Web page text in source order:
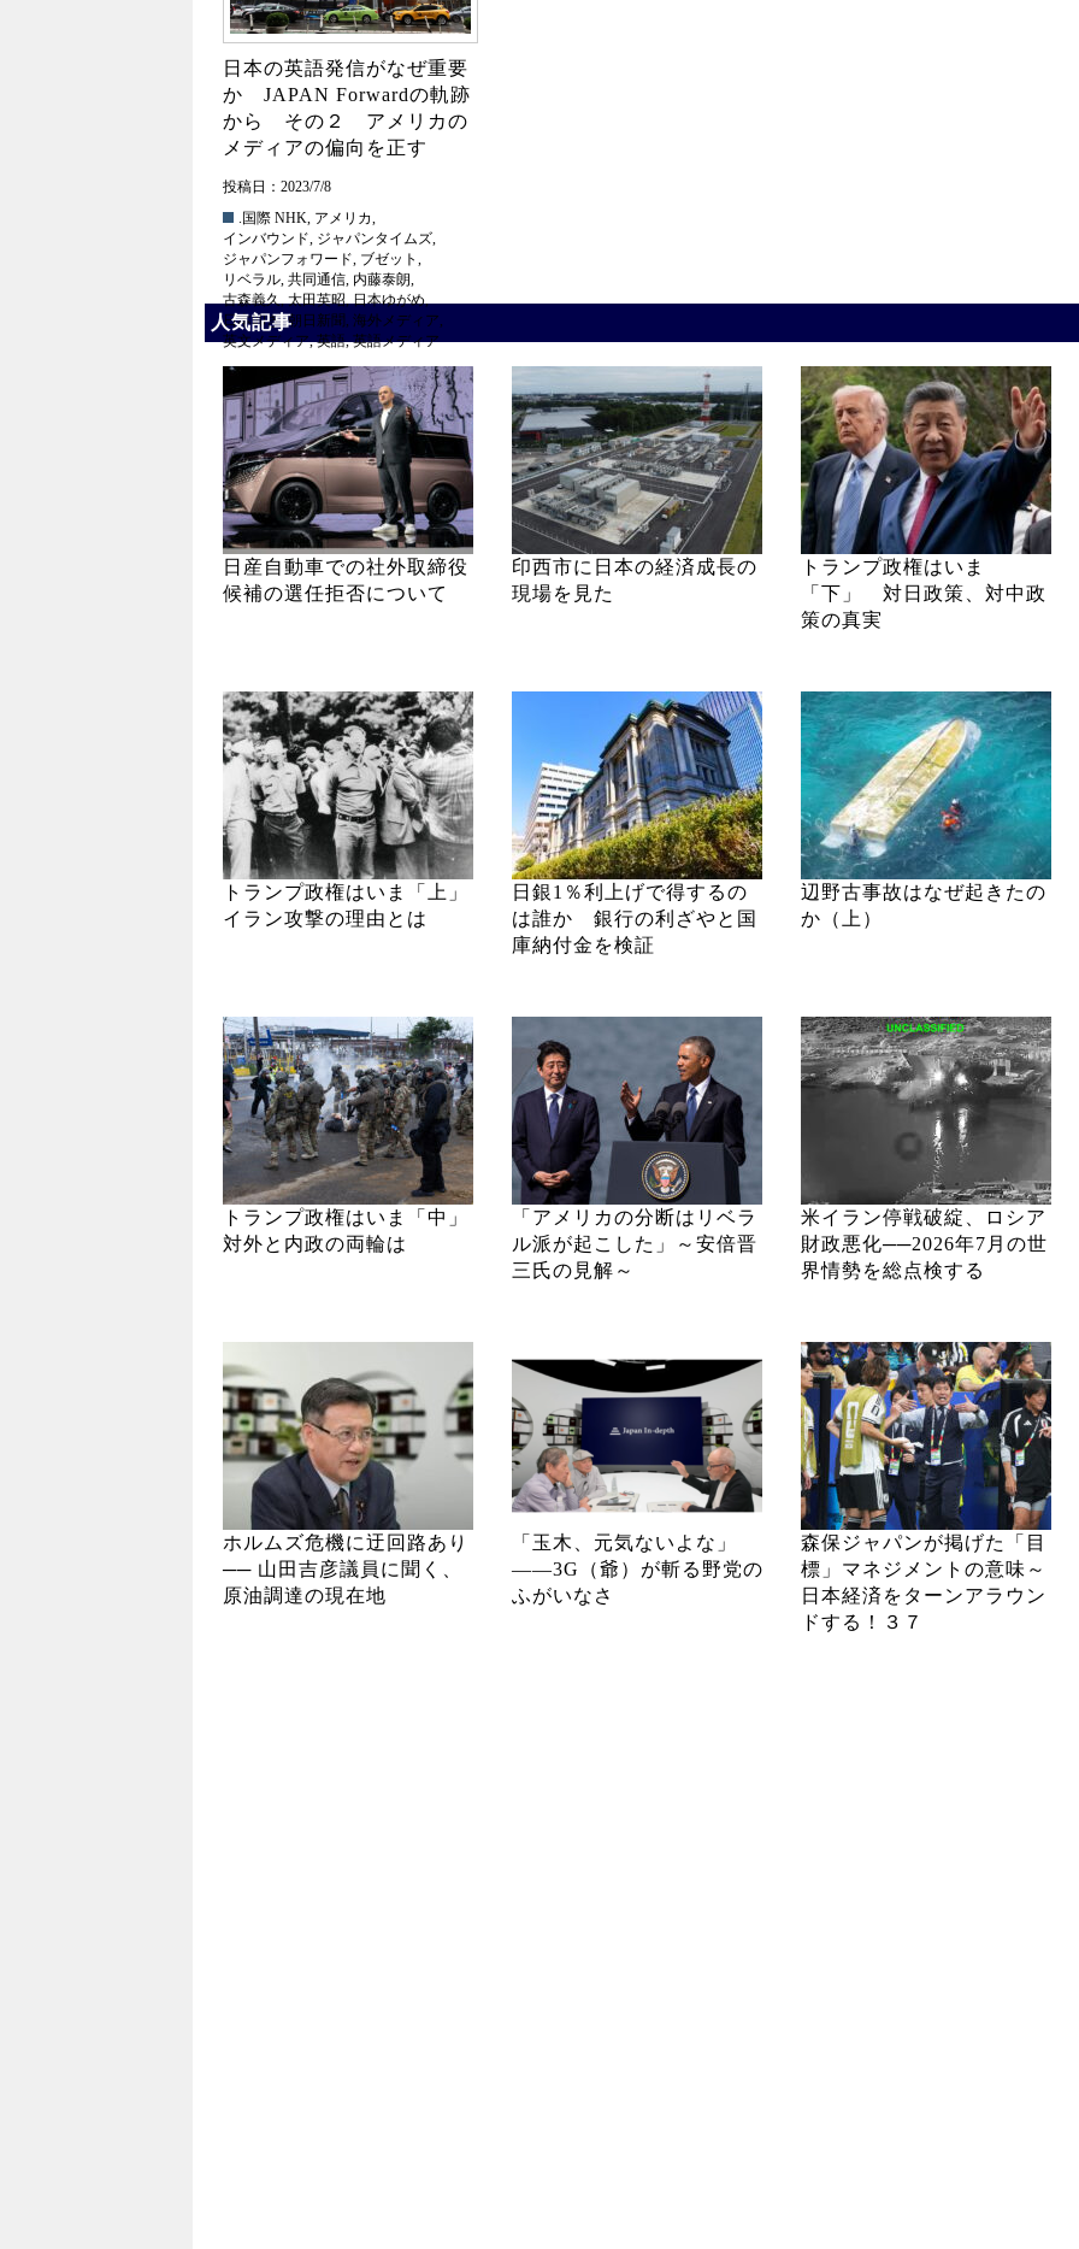
日本の英語発信がなぜ重要
か JAPAN Forwardの軌跡
から その２ アメリカの
メディアの偏向を正す
投稿日：2023/7/8
.国際 NHK, アメリカ,
インバウンド, ジャパンタイムズ,
ジャパンフォワード, ブゼット ,
リベラル, 共同通信, 内藤泰朗,
古森義久,太田英昭,日本ゆがめ,
日本叩き,朝日新聞 , 海外メディア,
英文メディア,英語,英語メディア
人気記事
日産自動車での社外取締役
候補の選任拒否について
印西市に日本の経済成長の
現場を見た
トランプ政権はいま
「下」 対日政策、対中政
策の真実
トランプ政権はいま「上」
イラン攻撃の理由とは
日銀1％利上げで得するの
は誰か 銀行の利ざやと国
庫納付金を検証
辺野古事故はなぜ起きたの
か（上）
トランプ政権はいま「中」
対外と内政の両輪は
「アメリカの分断はリベラ
ル派が起こした」～安倍晋
三氏の見解～
米イラン停戦破綻、ロシア
財政悪化──2026年7月の世
界情勢を総点検する
ホルムズ危機に迂回路あり
── 山田吉彦議員に聞く、
原油調達の現在地
「玉木、元気ないよな」
――3G（爺）が斬る野党の
ふがいなさ
森保ジャパンが掲げた「目
標」マネジメントの意味～
日本経済をターンアラウン
ドする！３７